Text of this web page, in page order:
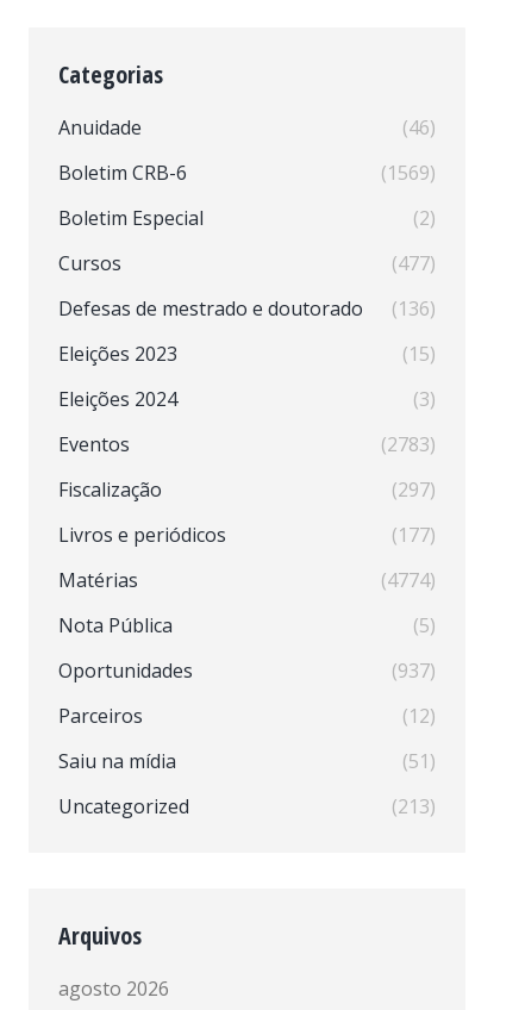
Categorias
Anuidade
(46)
Boletim CRB-6
(1569)
Boletim Especial
(2)
Cursos
(477)
Defesas de mestrado e doutorado
(136)
Eleições 2023
(15)
Eleições 2024
(3)
Eventos
(2783)
Fiscalização
(297)
Livros e periódicos
(177)
Matérias
(4774)
Nota Pública
(5)
Oportunidades
(937)
Parceiros
(12)
Saiu na mídia
(51)
Uncategorized
(213)
Arquivos
agosto 2026